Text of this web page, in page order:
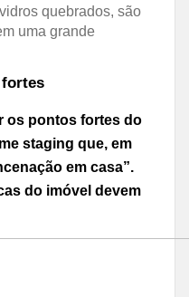
quebrados, são
uma grande
os pontos fortes do
staging que, em
em casa”.
do imóvel devem